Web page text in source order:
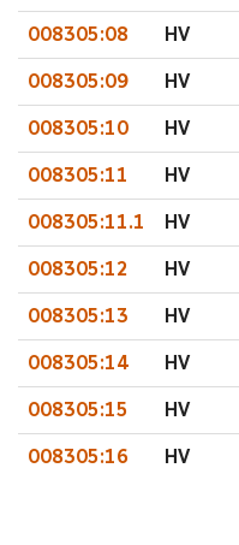
008305:08 HV
008305:09 HV
008305:10 HV
008305:11 HV
008305:11.1 HV
008305:12 HV
008305:13 HV
008305:14 HV
008305:15 HV
008305:16 HV